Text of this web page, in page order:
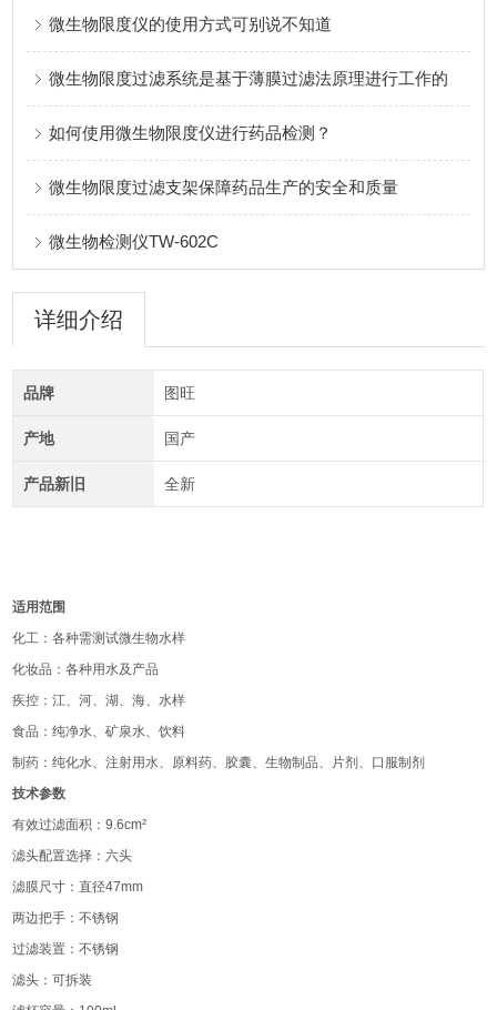
微生物限度仪的使用方式可别说不知道
微生物限度过滤系统是基于薄膜过滤法原理进行工作的
如何使用微生物限度仪进行药品检测？
微生物限度过滤支架保障药品生产的安全和质量
微生物检测仪TW-602C
详细介绍
品牌 图旺
产地 国产
产品新旧 全新
适用范围
化工：各种需测试微生物水样
化妆品：各种用水及产品
疾控：江、河、湖、海、水样
食品：纯净水、矿泉水、饮料
制药：纯化水、注射用水、原料药、胶囊、生物制品、片剂、口服制剂
技术参数
有效过滤面积：9.6cm²
滤头配置选择：六头
滤膜尺寸：直径47mm
两边把手：不锈钢
过滤装置：不锈钢
滤头：可拆装